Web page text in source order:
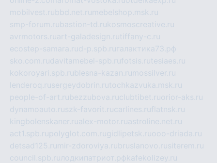
mobilvest.rubbd.net.ru mebelshop.msk.ru
smp-forum.rubastion-td.rukosmoscreative.ru
avrmotors.ruart-galadesign.rutiffany-c.ru
ecostep-samara.rud-p.spb.ru галактика73.рф
sko.com.rudavitamebel-spb.rufotsis.rutesiaes.ru
kokoroyari.spb.rublesna-kazan.ru mossilver.ru
lenderoq.rusergeydobrin.rutochkazvuka.msk.ru
people-of-art.rubezzubova.ruclubtibet.ruorior-aks.ru
dynamoauto.ruszk-favorit.rucarlines.ruflatnsk.ru
kingbolenskaner.rualex-motor.ruastroline.net.ru
act1.spb.rupolyglot.com.rugidlipetsk.ruooo-driada.ru
detsad125.ru mir-zdoroviya.rubruslanovo.rusiterem.ru
council.spb.ruлодкипатриот.рфkafekolizey.ru